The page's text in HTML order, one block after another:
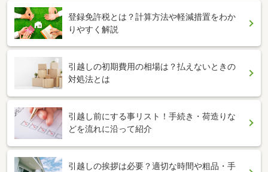
登録免許税とは？計算方法や軽減措置をわか
りやすく解説
引越しの初期費用の相場は？払えないときの
対処法とは
引越し前にする事リスト！手続き・荷造りな
どを流れに沿って紹介
引越しの挨拶は必要？適切な時間や粗品・手